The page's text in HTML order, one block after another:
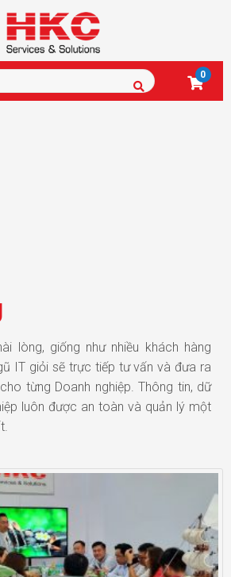
0
lòng, giống như nhiều khách hàng
IT giỏi sẽ trực tiếp tư vấn và đưa ra
từng Doanh nghiệp. Thông tin, dữ
luôn được an toàn và quản lý một